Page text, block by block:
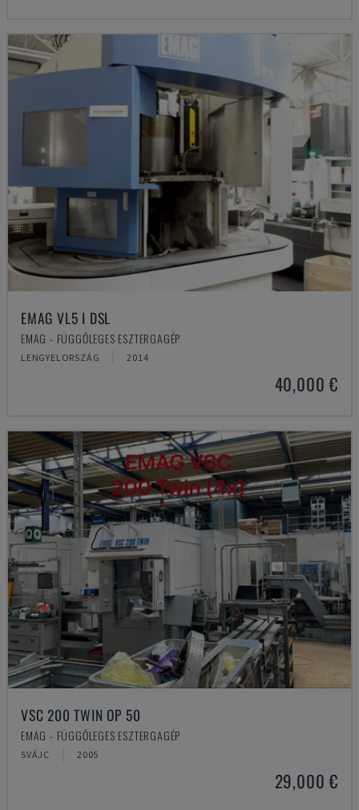
EMAG VL5 I DSL
EMAG - FÜGGŐLEGES ESZTERGAGÉP
LENGYELORSZÁG 2014
40,000 €
VSC 200 TWIN OP 50
EMAG - FÜGGŐLEGES ESZTERGAGÉP
SVÁJC 2005
29,000 €